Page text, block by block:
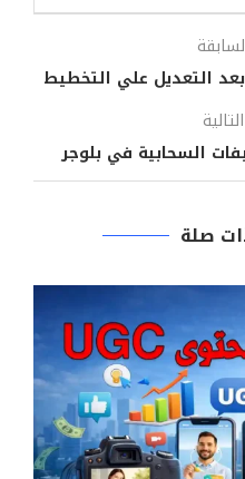
التعديل علي التخطيط
السحابية في بلوجر
صلة